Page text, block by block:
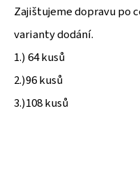
Zajištujeme dopravu po
varianty dodání.
1.) 64 kusů
2.)96 kusů
3.)108 kusů
o
p
r